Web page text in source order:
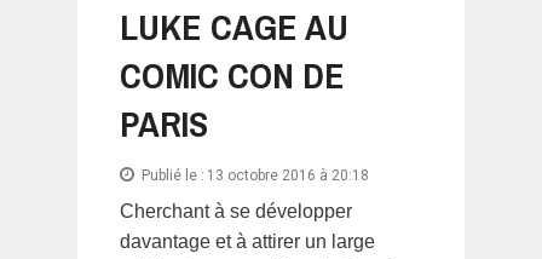
LUKE CAGE AU
COMIC CON DE
PARIS
Publié le : 13 octobre 2016 à 20:18
Cherchant à se développer
davantage et à attirer un large